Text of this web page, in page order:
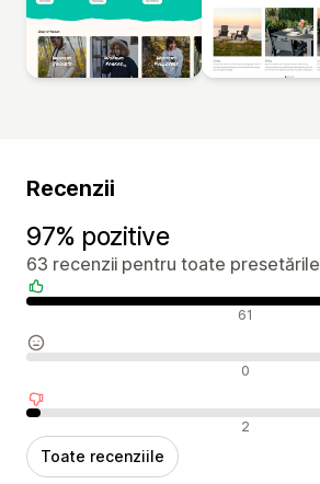
Recenzii
97% pozitive
63 recenzii pentru toate presetările
Recenzii pozitive 61
Recenzii neutre 0
Recenzii negative 2
Toate recenziile